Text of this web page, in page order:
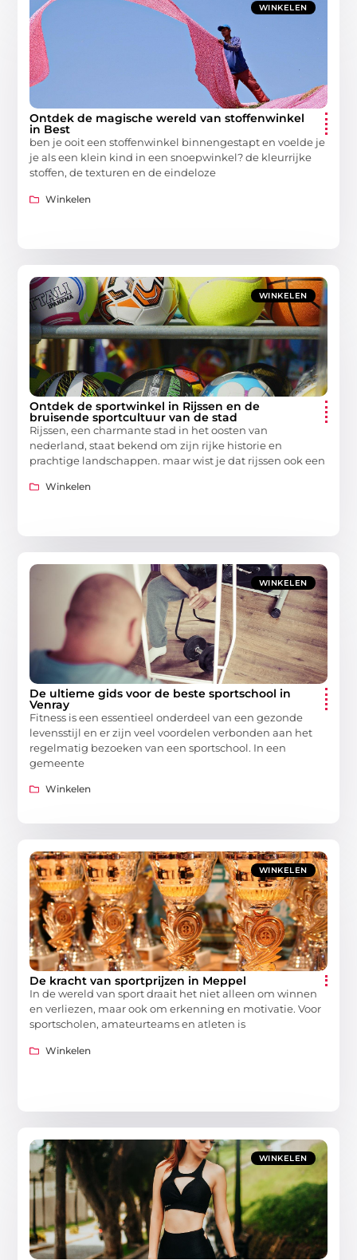
WINKELEN
Ontdek de magische wereld van stoffenwinkel
in Best
ben je ooit een stoffenwinkel binnengestapt en voelde je
je als een klein kind in een snoepwinkel? de kleurrijke
stoffen, de texturen en de eindeloze
Winkelen
WINKELEN
Ontdek de sportwinkel in Rijssen en de
bruisende sportcultuur van de stad
Rijssen, een charmante stad in het oosten van
nederland, staat bekend om zijn rijke historie en
prachtige landschappen. maar wist je dat rijssen ook een
Winkelen
WINKELEN
De ultieme gids voor de beste sportschool in
Venray
Fitness is een essentieel onderdeel van een gezonde
levensstijl en er zijn veel voordelen verbonden aan het
regelmatig bezoeken van een sportschool. In een
gemeente
Winkelen
WINKELEN
De kracht van sportprijzen in Meppel
In de wereld van sport draait het niet alleen om winnen
en verliezen, maar ook om erkenning en motivatie. Voor
sportscholen, amateurteams en atleten is
Winkelen
WINKELEN